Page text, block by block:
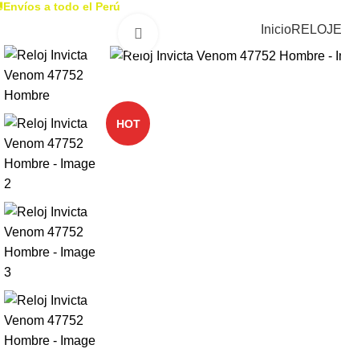
Envíos a todo el Perú
Inicio
HOT